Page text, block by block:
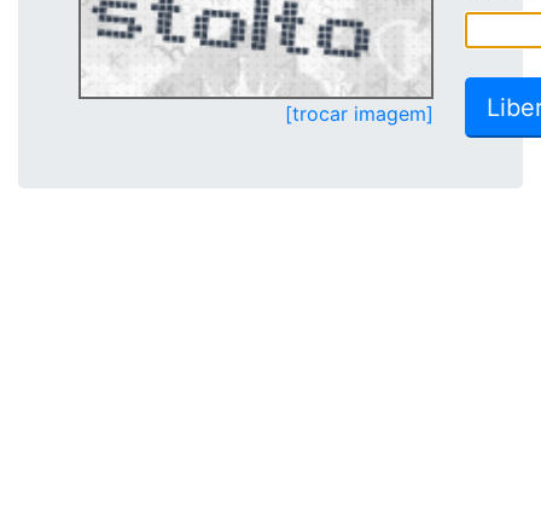
[trocar imagem]